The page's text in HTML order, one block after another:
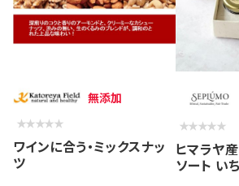
無添加
ワインに合う・ミックスナッ
ツ
ヒマラヤ
ソート い